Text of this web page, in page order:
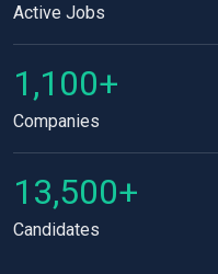
Active Jobs
1,100+
Companies
13,500+
Candidates